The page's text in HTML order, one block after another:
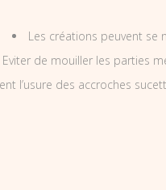
Les créations peuvent se
Eviter de mouiller les parties
l’usure des accroches